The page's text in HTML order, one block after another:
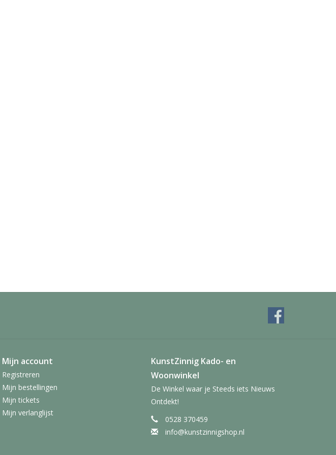
Mijn account
Registreren
Mijn bestellingen
Mijn tickets
Mijn verlanglijst
KunstZinnig Kado- en
Woonwinkel
De Winkel waar je Steeds iets Nieuws
Ontdekt!
0528 370459
info@kunstzinnigshop.nl